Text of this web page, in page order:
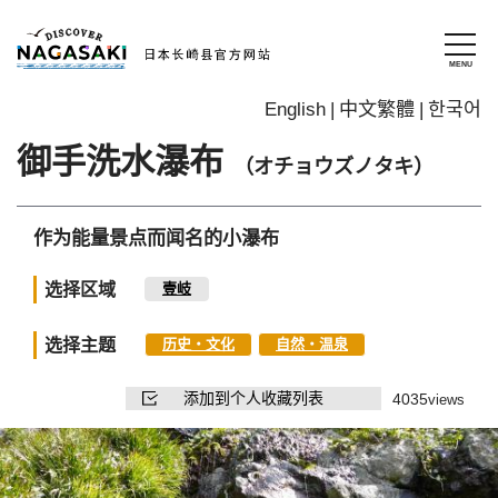
English 中文繁體 한국어
御手洗水瀑布 （オチョウズノタキ）
作为能量景点而闻名的小瀑布
选择区域 壹岐
选择主题 历史・文化 自然・温泉
添加到个人收藏列表 4035views